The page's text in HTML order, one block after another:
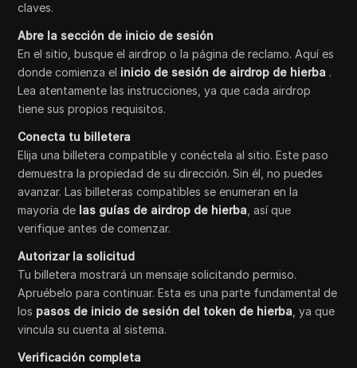
claves.
Abre la sección de inicio de sesión
En el sitio, busque el airdrop o la página de reclamo. Aquí es
donde comienza el inicio de sesión de airdrop de hierba .
Lea atentamente las instrucciones, ya que cada airdrop
tiene sus propios requisitos.
Conecta tu billetera
Elija una billetera compatible y conéctela al sitio. Este paso
demuestra la propiedad de su dirección. Sin él, no puedes
avanzar. Las billeteras compatibles se enumeran en la
mayoría de las guías de airdrop de hierba , así que
verifique antes de comenzar.
Autorizar la solicitud
Tu billetera mostrará un mensaje solicitando permiso.
Apruébelo para continuar. Esta es una parte fundamental de
los pasos de inicio de sesión del token de hierba , ya que
vincula su cuenta al sistema.
Verificación completa